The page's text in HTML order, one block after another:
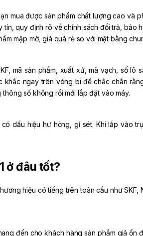
mua được sản phẩm chất lượng cao và
quy định rõ về chính sách đổi trả, bảo
mập mờ, giá quá rẻ so với mặt bằng
mã sản phẩm, xuất xứ, mã vạch, số lô
khắc ngay trên vòng bi để chắc chắn
số không rồi mới lắp đặt vào máy.
dấu hiệu hư hỏng, gỉ sét. Khi lắp vào
ở đâu tốt?
hiệu có tiếng trên toàn cầu như SKF,
đến cho khách hàng sản phẩm giá ổn